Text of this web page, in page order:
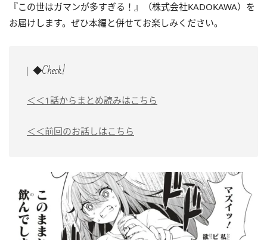
『この世はガマンが多すぎる！』（株式会社KADOKAWA）を
お届けします。ぜひ本編と併せてお楽しみください。
◆Check!
＜＜1話からまとめ読みはこちら
＜＜前回のお話しはこちら